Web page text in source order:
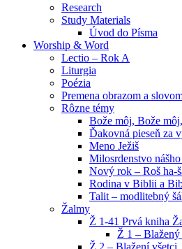
Research
Study Materials
Úvod do Písma
Worship & Word
Lectio – Rok A
Liturgia
Poézia
Premena obrazom a
Rôzne témy
Bože môj, Bože
Ďakovná pieseň za
Meno Ježiš
Milosrdenstvo
Nový rok – Roš ha-
Rodina v Biblii a
Talit – modlitebný
Žalmy
Ž 1-41 Prvá kniha
Ž 1 –
Ž 2 – Blažení všetci